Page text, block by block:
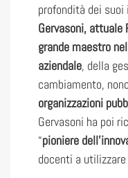
profondità dei
Gervasoni, attuale
grande maestro
aziendale, della
cambiamento,
organizzazioni
Gervasoni ha poi
“pioniere
docenti a